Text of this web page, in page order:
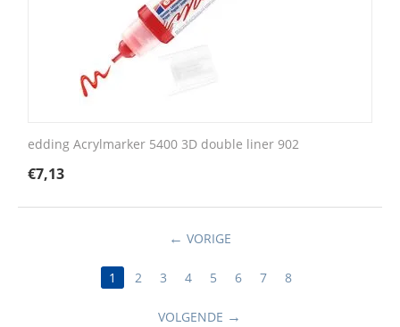
edding Acrylmarker 5400 3D double liner 902
€7,13
VORIGE
1 2 3 4 5 6 7 8
VOLGENDE